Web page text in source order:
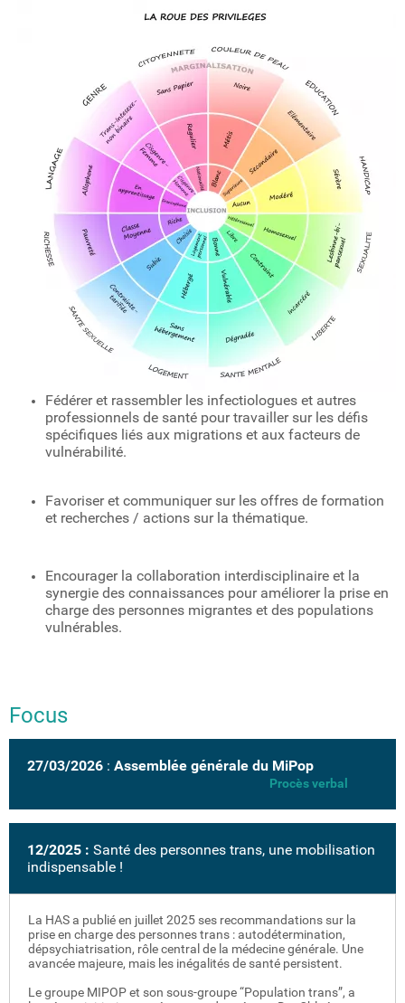
Fédérer et rassembler les infectiologues et autres
professionnels de santé pour travailler sur les défis
spécifiques liés aux migrations et aux facteurs de
vulnérabilité.
Favoriser et communiquer sur les offres de formation
et recherches / actions sur la thématique.
Encourager la collaboration interdisciplinaire et la
synergie des connaissances pour améliorer la prise en
charge des personnes migrantes et des populations
vulnérables.
Focus
27/03/2026 : Assemblée générale du MiPop
Procès verbal
12/2025 : Santé des personnes trans, une mobilisation
indispensable !
La HAS a publié en juillet 2025 ses recommandations sur la
prise en charge des personnes trans : autodétermination,
dépsychiatrisation, rôle central de la médecine générale. Une
avancée majeure, mais les inégalités de santé persistent.
Le groupe MIPOP et son sous-groupe “Population trans”, a